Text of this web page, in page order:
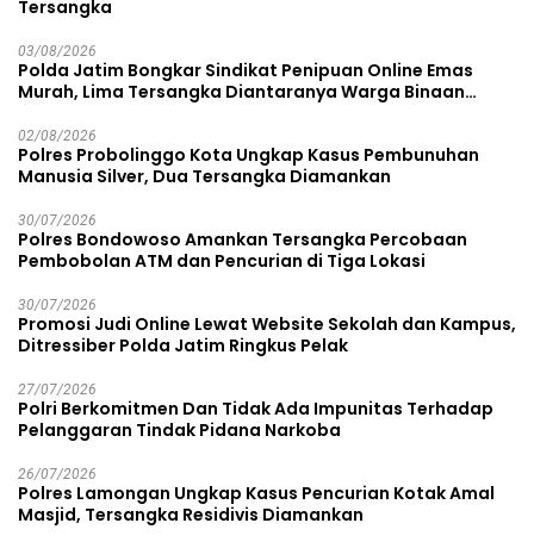
Tersangka
03/08/2026
Polda Jatim Bongkar Sindikat Penipuan Online Emas
Murah, Lima Tersangka Diantaranya Warga Binaan
02/08/2026
Polres Probolinggo Kota Ungkap Kasus Pembunuhan
Manusia Silver, Dua Tersangka Diamankan
30/07/2026
Polres Bondowoso Amankan Tersangka Percobaan
Pembobolan ATM dan Pencurian di Tiga Lokasi
30/07/2026
Promosi Judi Online Lewat Website Sekolah dan Kampus,
Ditressiber Polda Jatim Ringkus Pelak
27/07/2026
Polri Berkomitmen Dan Tidak Ada Impunitas Terhadap
Pelanggaran Tindak Pidana Narkoba
26/07/2026
Polres Lamongan Ungkap Kasus Pencurian Kotak Amal
Masjid, Tersangka Residivis Diamankan